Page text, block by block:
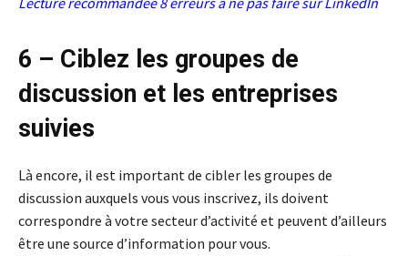
6 – Ciblez les groupes de
discussion et les entreprises
suivies
Là encore, il est important de cibler les groupes de
discussion auxquels vous vous inscrivez, ils doivent
correspondre à votre secteur d’activité et peuvent d’ailleurs
être une source d’information pour vous.